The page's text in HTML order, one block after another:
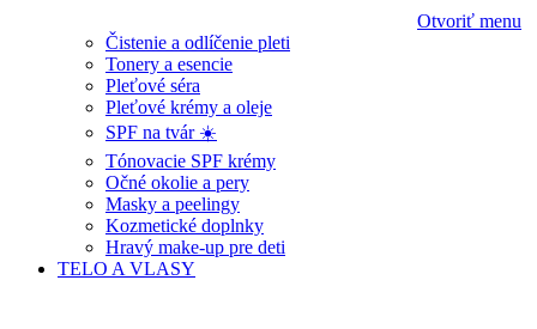
Otvoriť menu
Čistenie a odlíčenie pleti
Tonery a esencie
Pleťové séra
Pleťové krémy a oleje
SPF na tvár ☀️
Tónovacie SPF krémy
Očné okolie a pery
Masky a peelingy
Kozmetické doplnky
Hravý make-up pre deti
TELO A VLASY